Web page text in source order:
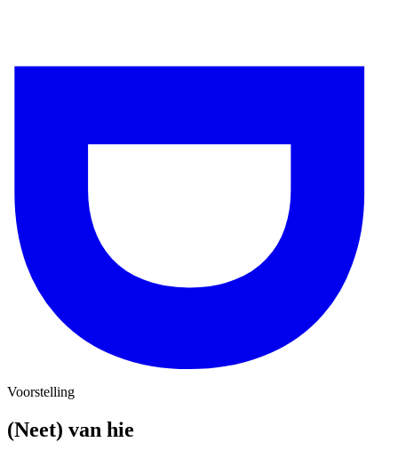
Voorstelling
(Neet) van hie